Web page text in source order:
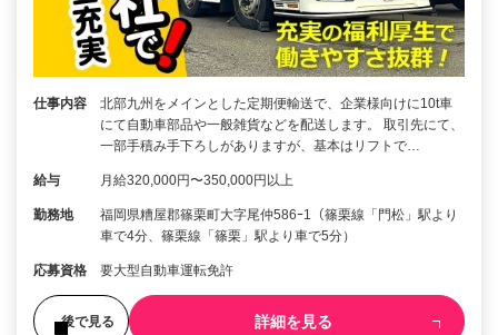
仕事内容
北部九州をメインとした定期便輸送で、企業様向けに10t車
にて自動車部品や一般雑貨などを配送します。 取引先にて、
一部手積み手下ろしがありますが、基本はリフトで…
給与 月給320,000円〜350,000円以上
勤務地
福岡県糟屋郡篠栗町大字尾仲586ｰ1（篠栗線「門松」駅より
車で4分、篠栗線「篠栗」駅より車で5分）
応募資格 要大型自動車運転免許
後で見る 詳細を見る